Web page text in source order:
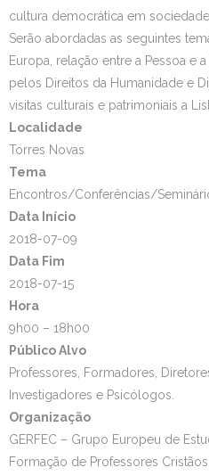
Contactos
cultura democrática em
Serão abordadas as seguintes
Europa, relação entre a Pessoa e
pelos Direitos da Humanidade e
visitas culturais e patrimoniais a
Localidade
Torres Novas
Tema
Encontros/Conferências/
Data Início
2018-07-09
Data Fim
2018-07-15
Hora
9h00 – 18h00
Público Alvo
Professores, Formadores,
Investigadores e Psicólogos.
Organização
GERFEC – Grupo Europeu de
Formação de Professores